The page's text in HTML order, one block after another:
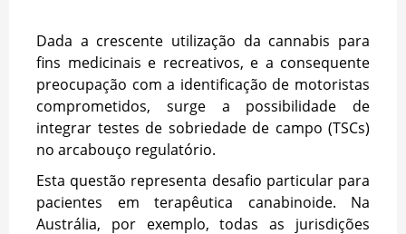
Dada a crescente utilização da cannabis para
fins medicinais e recreativos, e a consequente
preocupação com a identificação de motoristas
comprometidos, surge a possibilidade de
integrar testes de sobriedade de campo (TSCs)
no arcabouço regulatório.
Esta questão representa desafio particular para
pacientes em terapêutica canabinoide. Na
Austrália, por exemplo, todas as jurisdições